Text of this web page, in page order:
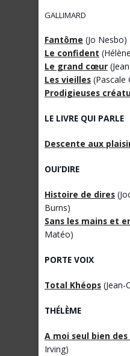
GALLIMARD
Fantôme (Jo Nesbo)
Le confident
Le grand cœur
Les vieilles (Pascale
Prodigieuses
LE LIVRE QUI PARLE
Descente aux
OUI’DIRE
Histoire de dires
Burns)
Sans les mains et
Matéo)
PORTE VOIX
Total Khéops (Jean-
THÉLÈME
A moi seul bien
Irving)